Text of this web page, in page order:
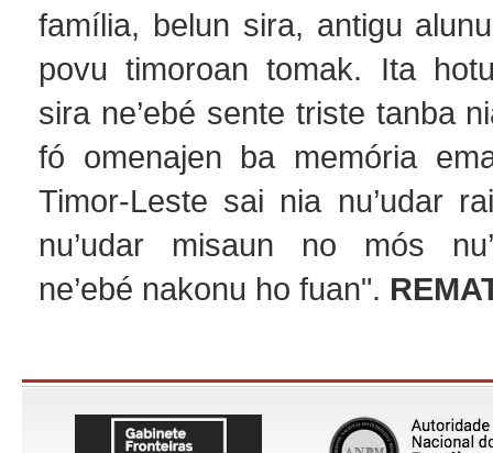
família, belun sira, antigu
povu timoroan tomak. Ita
sira ne’ebé sente triste tanba
fó omenajen ba memória
Timor-Leste sai nia nu’udar
nu’udar misaun no mós
ne’ebé nakonu ho fuan".